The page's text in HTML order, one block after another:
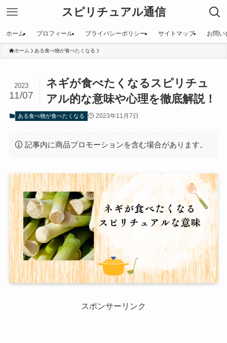
スピリチュアル通信
ホーム プロフィール プライバシーポリシー サイトマップ お問い
ホーム ある食べ物が食べたくなる
ネギが食べたくなるスピリチュ
アル的な意味や心理を徹底解説！
2023
11/07
ある食べ物が食べたくなる 2023年11月7日
記事内に商品プロモーションを含む場合があります。
スポンサーリンク